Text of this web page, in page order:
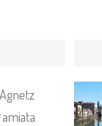
Agnetz
amiata